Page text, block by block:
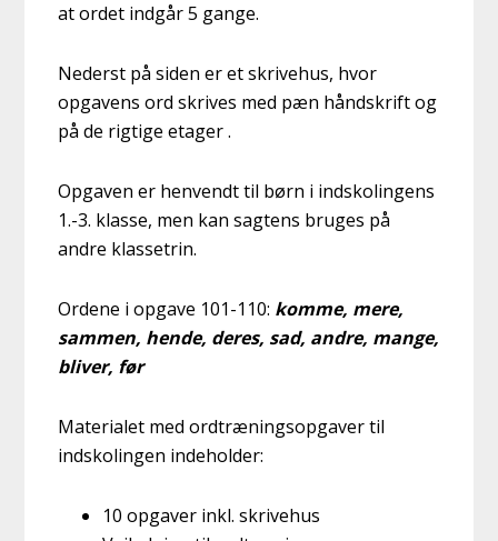
at ordet indgår 5 gange.
Nederst på siden er et skrivehus, hvor
opgavens ord skrives med pæn håndskrift og
på de rigtige etager .
Opgaven er henvendt til børn i indskolingens
1.-3. klasse, men kan sagtens bruges på
andre klassetrin.
Ordene i opgave 101-110: komme, mere,
sammen, hende, deres, sad, andre, mange,
bliver, før
Materialet med ordtræningsopgaver til
indskolingen indeholder:
10 opgaver inkl. skrivehus